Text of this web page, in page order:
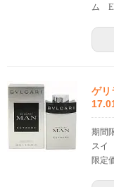
ム
ゲ
期間
スイ
限定